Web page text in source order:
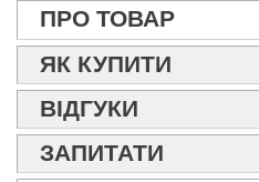
ПРО ТОВАР
ЯК КУПИТИ
ВІДГУКИ
ЗАПИТАТИ